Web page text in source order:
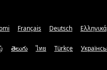
Français Deutsch Ελληνικά
తెలుగు ไทย Türkçe